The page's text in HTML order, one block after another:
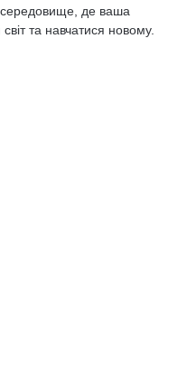
середовище, де ваша
та навчатися новому.